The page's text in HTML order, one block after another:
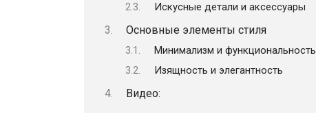
Искусные детали и аксессуары
Основные элементы стиля
Минимализм и функциональность
Изящность и элегантность
Видео: